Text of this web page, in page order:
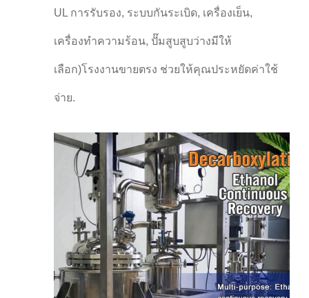
UL การรับรอง, ระบบกันระเบิด, เครื่องเย็น,
เครื่องทําความร้อน, ปั๊มสูบสูบว่างมีให้
เลือก)โรงงานขายตรง ช่วยให้คุณประหยัดค่าใช้
จ่าย.